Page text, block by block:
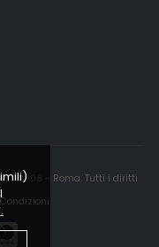
- Roma. Tutti i diritti